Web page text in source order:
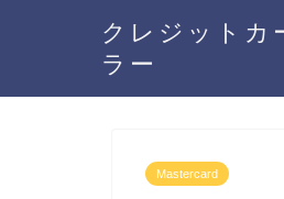
クレジットカ
ラー
Mastercard